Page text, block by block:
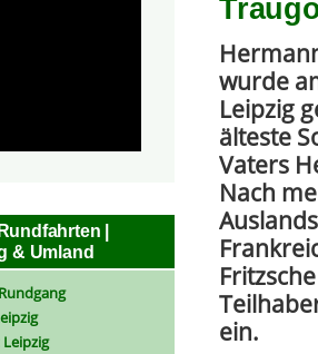
wurde
Leipzig
älteste
Vaters
Nach
ein.
|
& Umland